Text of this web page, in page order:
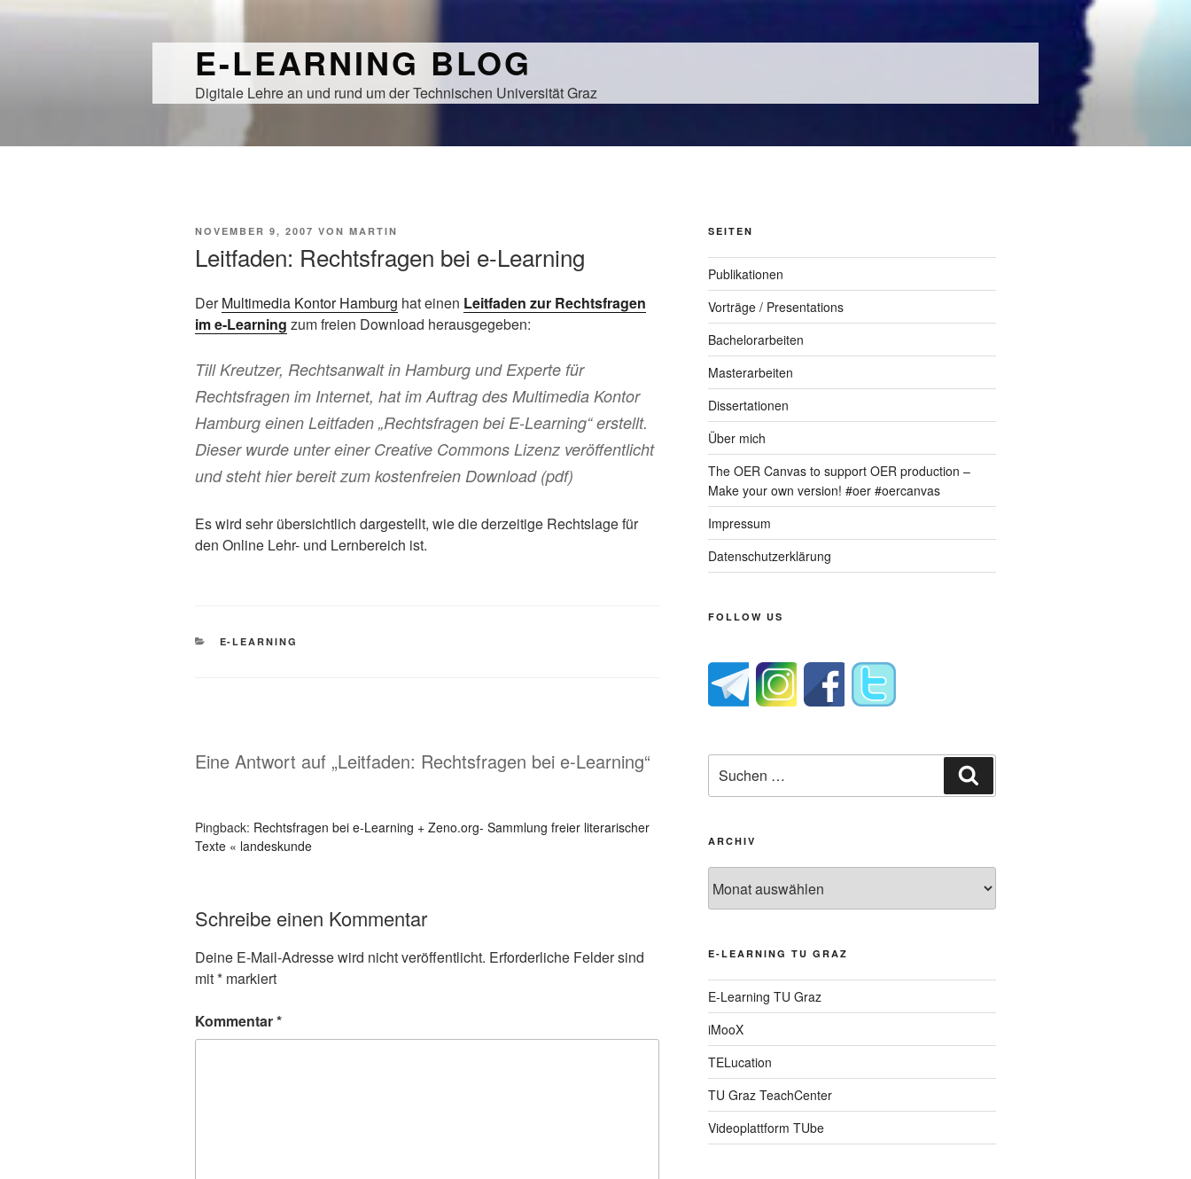
E-LEARNING BLOG
Digitale Lehre an und rund um der Technischen Universität Graz
VERÖFFENTLICHT
NOVEMBER 9, 2007 VON MARTIN
Leitfaden: Rechtsfragen bei e-Learning
DerMultimedia Kontor Hamburg hat einen Leitfaden zur Rechtsfragen
im e-Learning zum freien Download herausgegeben:
Till Kreutzer, Rechtsanwalt in Hamburg und Experte für
Rechtsfragen im Internet, hat im Auftrag des Multimedia Kontor
Hamburg einen Leitfaden „Rechtsfragen bei E-Learning“ erstellt.
Dieser wurde unter einer Creative Commons Lizenz veröffentlicht
und steht hier bereit zum kostenfreien Download (pdf)
Es wird sehr übersichtlich dargestellt, wie die derzeitige Rechtslage für
den Online Lehr- und Lernbereich ist.
KATEGORIEN
E-LEARNING
Eine Antwort auf „Leitfaden: Rechtsfragen bei e-Learning“
Pingback: Rechtsfragen bei e-Learning + Zeno.org- Sammlung freier literarischer
Texte « landeskunde
Schreibe einen Kommentar
Deine E-Mail-Adresse wird nicht veröffentlicht. Erforderliche Felder sind
mit* markiert
Kommentar*
SEITEN
Publikationen
Vorträge / Presentations
Bachelorarbeiten
Masterarbeiten
Dissertationen
Über mich
The OER Canvas to support OER production –
Make your own version! #oer #oercanvas
Impressum
Datenschutzerklärung
FOLLOW US
nach:
ARCHIV
E-LEARNING TU GRAZ
E-Learning TU Graz
iMooX
TELucation
TU Graz TeachCenter
Videoplattform TUbe